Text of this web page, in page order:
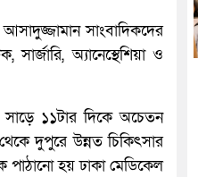
সাংবাদিকদের
অ্যানেস্থেশিয়া ও
১১টার দিকে অচেতন
দুপুরে উন্নত চিকিৎসার
হয় ঢাকা মেডিকেল